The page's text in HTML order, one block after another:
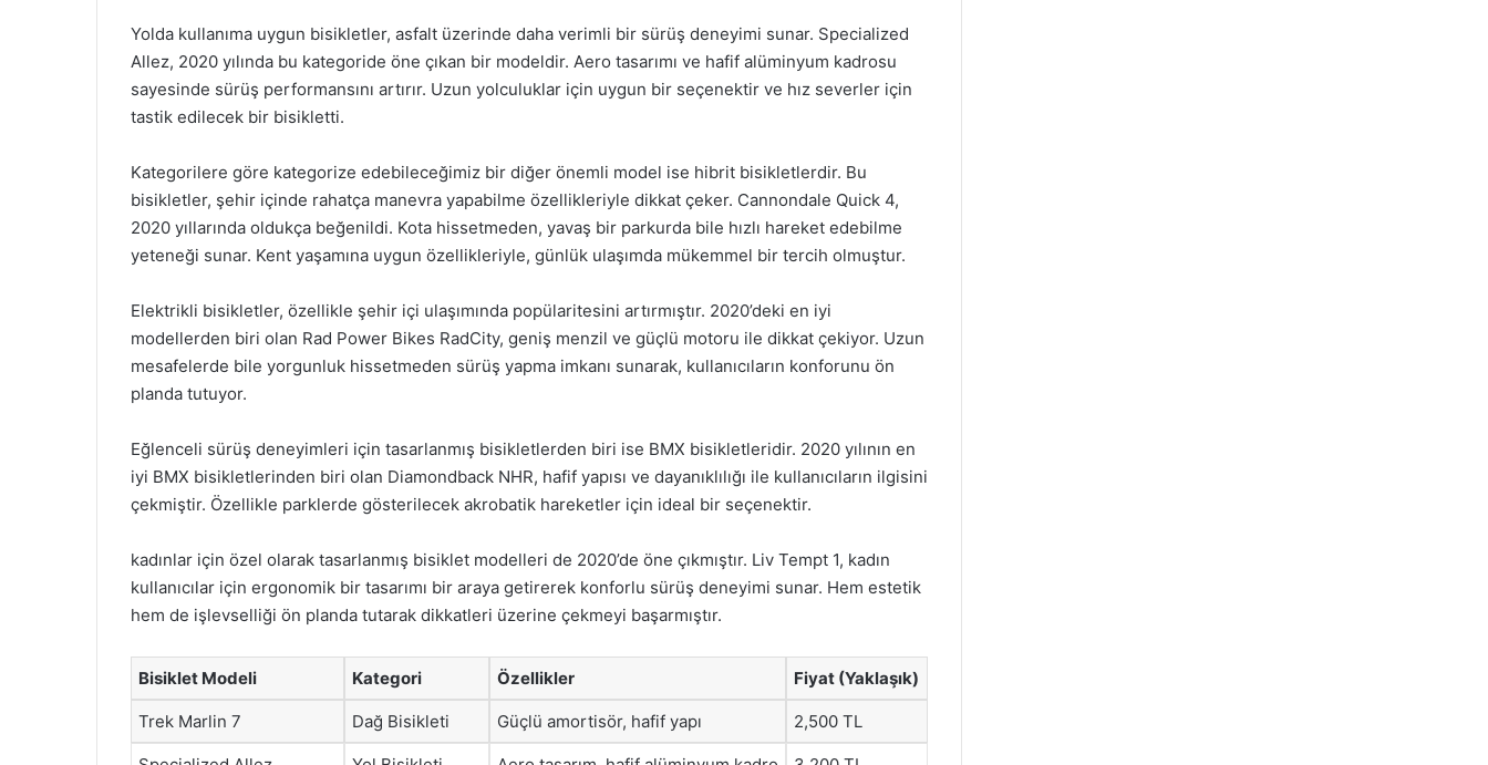
Yolda kullanıma uygun bisikletler, asfalt üzerinde daha verimli bir sürüş deneyimi sunar. Specialized
Allez, 2020 yılında bu kategoride öne çıkan bir modeldir. Aero tasarımı ve hafif alüminyum kadrosu
sayesinde sürüş performansını artırır. Uzun yolculuklar için uygun bir seçenektir ve hız severler için
tastik edilecek bir bisikletti.
Kategorilere göre kategorize edebileceğimiz bir diğer önemli model ise hibrit bisikletlerdir. Bu
bisikletler, şehir içinde rahatça manevra yapabilme özellikleriyle dikkat çeker. Cannondale Quick 4,
2020 yıllarında oldukça beğenildi. Kota hissetmeden, yavaş bir parkurda bile hızlı hareket edebilme
yeteneği sunar. Kent yaşamına uygun özellikleriyle, günlük ulaşımda mükemmel bir tercih olmuştur.
Elektrikli bisikletler, özellikle şehir içi ulaşımında popülaritesini artırmıştır. 2020’deki en iyi
modellerden biri olan Rad Power Bikes RadCity, geniş menzil ve güçlü motoru ile dikkat çekiyor. Uzun
mesafelerde bile yorgunluk hissetmeden sürüş yapma imkanı sunarak, kullanıcıların konforunu ön
planda tutuyor.
Eğlenceli sürüş deneyimleri için tasarlanmış bisikletlerden biri ise BMX bisikletleridir. 2020 yılının en
iyi BMX bisikletlerinden biri olan Diamondback NHR, hafif yapısı ve dayanıklılığı ile kullanıcıların ilgisini
çekmiştir. Özellikle parklerde gösterilecek akrobatik hareketler için ideal bir seçenektir.
kadınlar için özel olarak tasarlanmış bisiklet modelleri de 2020’de öne çıkmıştır. Liv Tempt 1, kadın
kullanıcılar için ergonomik bir tasarımı bir araya getirerek konforlu sürüş deneyimi sunar. Hem estetik
hem de işlevselliği ön planda tutarak dikkatleri üzerine çekmeyi başarmıştır.
Bisiklet Modeli Kategori Özellikler Fiyat (Yaklaşık)
Trek Marlin 7 Dağ Bisikleti Güçlü amortisör, hafif yapı 2,500 TL